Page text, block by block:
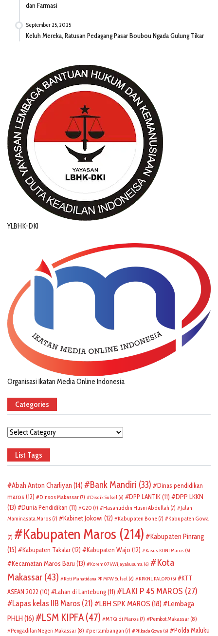
dan Farmasi
September 25, 2025
Keluh Mereka, Ratusan Pedagang Pasar Boubou Ngada Gulung Tikar
YLBHK-DKI
Organisasi Ikatan Media Online Indonesia
Categories
Categories
List Tags
Abah Anton Charliyan (14) Bank Mandiri (33)
Dinas pendidikan
maros (12) Dinsos Makassar (7) Disdik Sulsel (6) DPP LANTIK(11)
DPP LKKN
(13)
Dunia Pendidikan (11) G20 (7) Hasanuddin Husni Abdullah (7)
Jalan
Maminasata Maros (7) Kabinet Jokowi (12) Kabupaten Bone (7) Kabupaten Gowa
(7) Kabupaten Maros (214)
Kabupaten Pinrang
(15)
Kabupaten Takalar(12) Kabupaten Wajo (12) Kasus KONI Maros (6)
Kecamatan Maros Baru (13) Korem 071/Wijayakusuma (6)
Kota
Makassar (43) Koti Mahatidana PP MPW Sulsel (6) KPKNL PALOPO (6)
KTT
ASEAN 2022 (10) Lahan di Lantebung(11) LAKI P 45 MAROS (27)
Lapas kelas IIB Maros (21) LBH SPK MAROS (18)
Lembaga
PHLH (16) LSM KIPFA (47) MTQ di Maros (7) Pemkot Makassar (8)
Pengadilan Negeri Makassar (8) pertambangan (7) Pilkada Gowa (6)
Polda Maluku